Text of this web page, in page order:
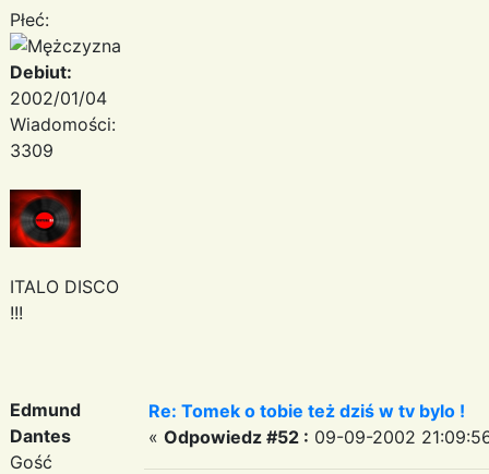
Płeć:
Debiut:
2002/01/04
Wiadomości:
3309
ITALO DISCO
!!!
Edmund
Dantes
Gość
Re: Tomek o tobie też dziś w tv bylo !
« Odpowiedz #52 : 09-09-2002